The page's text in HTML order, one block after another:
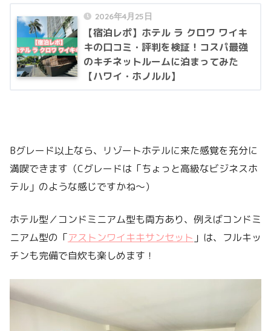
2026年4月25日
【宿泊レポ】ホテル ラ クロワ ワイキ
キの口コミ・評判を検証！コスパ最強
のキチネットルームに泊まってみた
【ハワイ・ホノルル】
Bグレード以上なら、リゾートホテルに来た感覚を充分に
満喫できます（Cグレードは「ちょっと高級なビジネスホ
テル」のような感じですかね～）
ホテル型／コンドミニアム型も両方あり、例えばコンドミ
ニアム型の「アストンワイキキサンセット 」は、フルキッ
チンも完備で自炊も楽しめます！